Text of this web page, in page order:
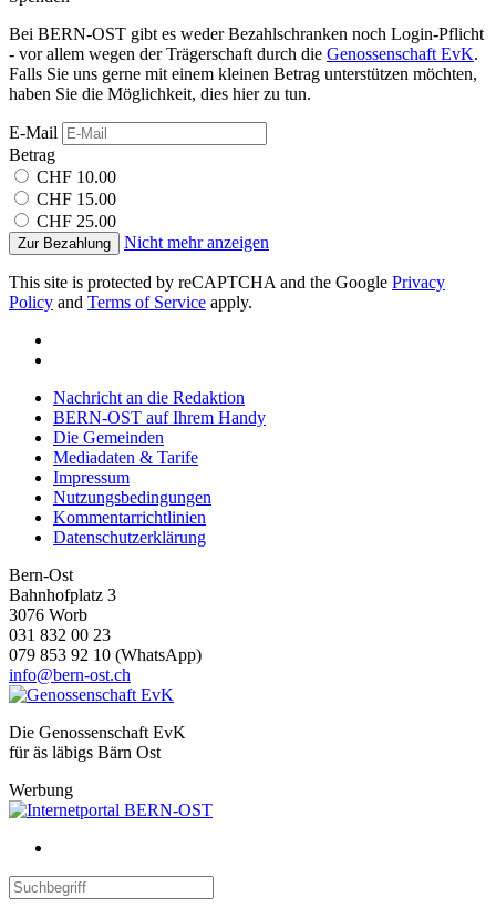
Bei BERN-OST gibt es weder Bezahlschranken noch Login-Pflicht
- vor allem wegen der Trägerschaft durch die Genossenschaft EvK.
Falls Sie uns gerne mit einem kleinen Betrag unterstützen möchten,
haben Sie die Möglichkeit, dies hier zu tun.
E-Mail
Betrag
CHF 10.00
CHF 15.00
CHF 25.00
Zur Bezahlung Nicht mehr anzeigen
This site is protected by reCAPTCHA and the Google Privacy
Policy and Terms of Service apply.
Nachricht an die Redaktion
BERN-OST auf Ihrem Handy
Die Gemeinden
Mediadaten & Tarife
Impressum
Nutzungsbedingungen
Kommentarrichtlinien
Datenschutzerklärung
Bern-Ost
Bahnhofplatz 3
3076 Worb
031 832 00 23
079 853 92 10 (WhatsApp)
info@bern-ost.ch
Die Genossenschaft EvK
für äs läbigs Bärn Ost
Werbung